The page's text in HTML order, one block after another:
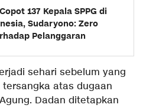
137 Kepala SPPG di
Sudaryono: Zero
Pelanggaran
sehari sebelum yang
atas dugaan
Dadan ditetapkan